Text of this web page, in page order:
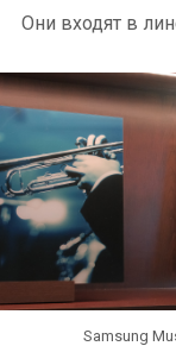
Они входят в
Samsung